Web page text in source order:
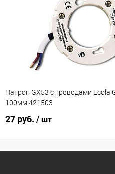
Патрон GX53 с проводами Ecola
100мм 421503
27 руб. / шт